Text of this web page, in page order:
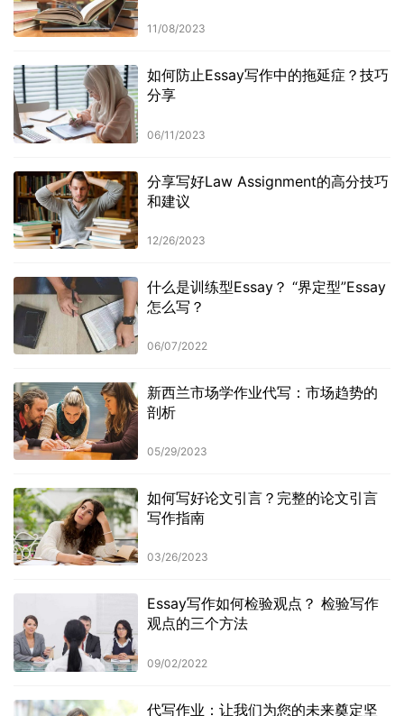
11/08/2023
如何防止Essay写作中的拖延症？技巧
分享
06/11/2023
分享写好Law Assignment的高分技巧
和建议
12/26/2023
什么是训练型Essay？ “界定型”Essay
怎么写？
06/07/2022
新西兰市场学作业代写：市场趋势的
剖析
05/29/2023
如何写好论文引言？完整的论文引言
写作指南
03/26/2023
Essay写作如何检验观点？ 检验写作
观点的三个方法
09/02/2022
代写作业：让我们为您的未来奠定坚